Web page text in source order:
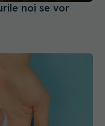
noi se vor